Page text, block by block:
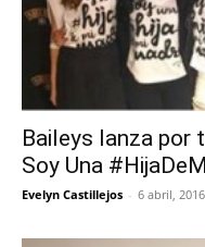
Baileys lanza por
Soy Una
Evelyn Castillejos - 6 abril, 2016